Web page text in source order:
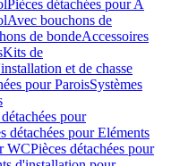
Pièces détachées pour A
Avec bouchons de
de bondeAccessoires
Kits de
et de chasse
pour ParoisSystèmes
pour
détachées pour Eléments
WCPièces détachées pour